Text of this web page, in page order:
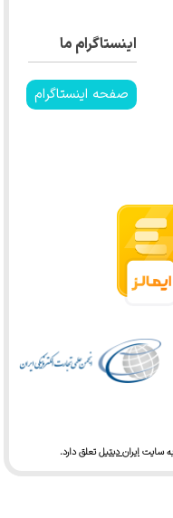
به سایتایران دیتیلتعلق دارد.​​​​​​​
اینستاگرام ما
صفحه اینستاگرام